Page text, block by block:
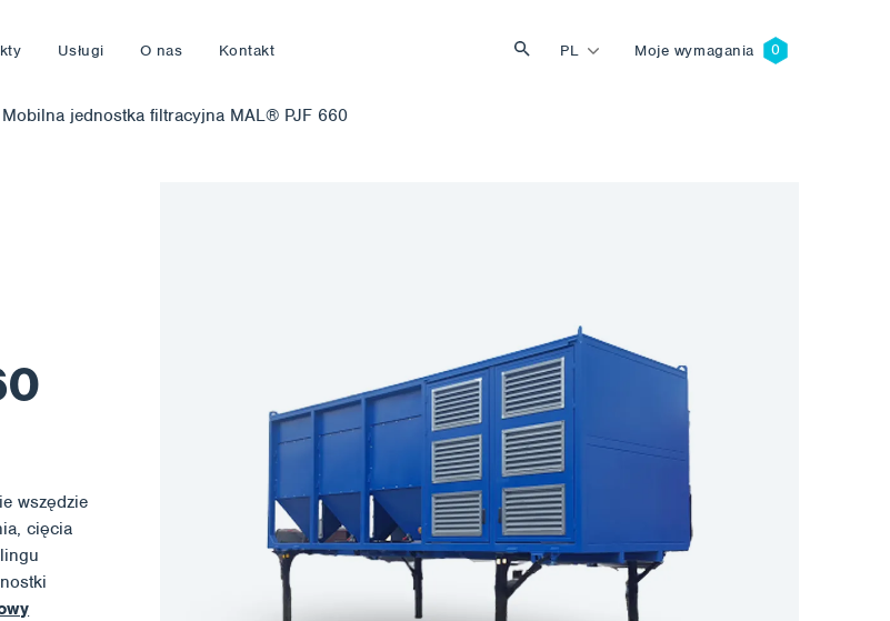
Usługi O nas Kontakt PL Moje wymagania
Mobilna jednostka filtracyjna MAL® PJF 660
wszędzie
cięcia